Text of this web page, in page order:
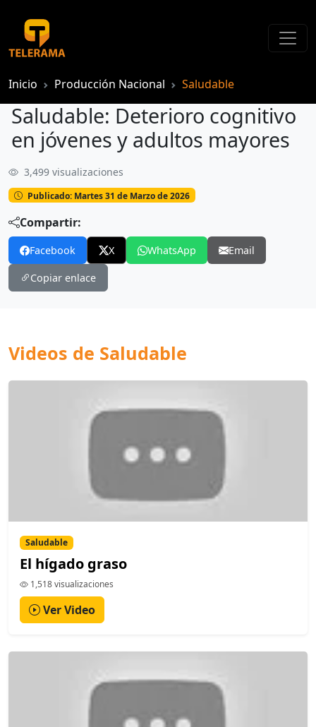
Inicio Producción Nacional Saludable
Saludable: Deterioro cognitivo
en jóvenes y adultos mayores
3,499 visualizaciones
Publicado: Martes 31 de Marzo de 2026
Compartir:
Facebook X WhatsApp Email
Copiar enlace
Videos de Saludable
Saludable
El hígado graso
1,518 visualizaciones
Ver Video